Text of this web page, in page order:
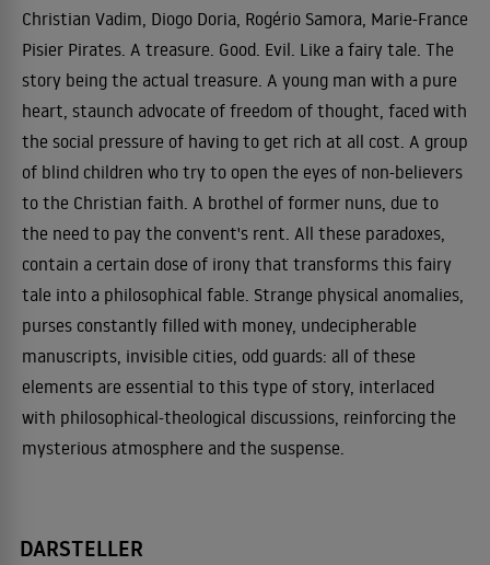
Christian Vadim, Diogo Doria, Rogério Samora, Marie-France
Pisier Pirates. A treasure. Good. Evil. Like a fairy tale. The
story being the actual treasure. A young man with a pure
heart, staunch advocate of freedom of thought, faced with
the social pressure of having to get rich at all cost. A group
of blind children who try to open the eyes of non-believers
to the Christian faith. A brothel of former nuns, due to
the need to pay the convent's rent. All these paradoxes,
contain a certain dose of irony that transforms this fairy
tale into a philosophical fable. Strange physical anomalies,
purses constantly filled with money, undecipherable
manuscripts, invisible cities, odd guards: all of these
elements are essential to this type of story, interlaced
with philosophical-theological discussions, reinforcing the
mysterious atmosphere and the suspense.
DARSTELLER